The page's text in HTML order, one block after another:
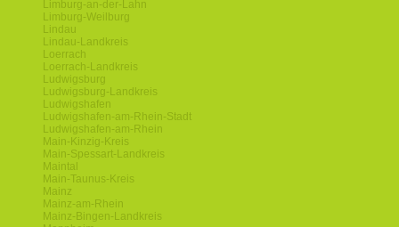
Limburg-an-der-Lahn
Limburg-Weilburg
Lindau
Lindau-Landkreis
Loerrach
Loerrach-Landkreis
Ludwigsburg
Ludwigsburg-Landkreis
Ludwigshafen
Ludwigshafen-am-Rhein-Stadt
Ludwigshafen-am-Rhein
Main-Kinzig-Kreis
Main-Spessart-Landkreis
Maintal
Main-Taunus-Kreis
Mainz
Mainz-am-Rhein
Mainz-Bingen-Landkreis